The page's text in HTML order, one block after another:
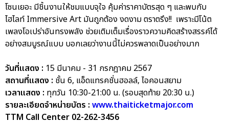
โซนเยอะ มีชิ้นงานให้ชมแบบจุใจ คุ้มค่าราคาบัตรสุด ๆ และพบกับ
ไฮไลท์ Immersive Art มันถูกต้อง งดงาม ตราตรึง!! เพราะมีโน้ต
เพลงโอเปร่าอันทรงพลัง ช่วยเติมเต็มเรื่องราวความคิดสร้างสรรค์ได้
อย่างสมบูรณ์แบบ บอกเลยว่างานนี้ไม่ควรพลาดเป็นอย่างมาก
วันที่แสดง : 15 มีนาคม - 31 กรกฎาคม 2567
สถานที่แสดง : ชั้น 6, แอ็ดแทรคชั่นฮอลล์, ไอคอนสยาม
เวลาแสดง : ทุกวัน 10:30-21:00 น. (รอบสุดท้าย 20:30 น.)
รายละเอียดจำหน่ายบัตร : www.thaiticketmajor.com
TTM Call Center 02-262-3456